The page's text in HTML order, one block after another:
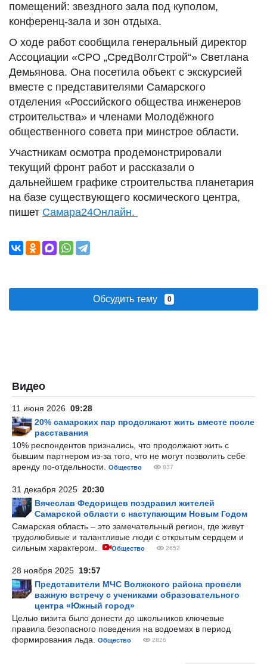
помещений: звездного зала под куполом,
конференц-зала и зон отдыха.
О ходе работ сообщила генеральный директор
Ассоциации «СРО „СредВолгСтрой“» Светлана
Демьянова. Она посетила объект с экскурсией
вместе с представителями Самарского
отделения «Российского общества инженеров
строительства» и членами Молодёжного
общественного совета при минстрое области.
Участникам осмотра продемонстрировали
текущий фронт работ и рассказали о
дальнейшем графике строительства планетария
на базе существующего космического центра,
пишет Самара24Онлайн.
Обсудить тему 0
Видео
11 июня 2026 09:28
20% самарских пар продолжают жить вместе после
расставания
10% респондентов признались, что продолжают жить с
бывшим партнером из-за того, что не могут позволить себе
аренду по-отдельности.
Общество 837
31 декабря 2025 20:30
Вячеслав Федорищев поздравил жителей
Самарской области с наступающим Новым Годом
Самарская область – это замечательный регион, где живут
трудолюбивые и талантливые люди с открытым сердцем и
сильным характером.
Общество 2652
28 ноября 2025 19:57
Представители МЧС Волжского района провели
важную встречу с учениками образовательного
центра «Южный город»
Целью визита было донести до школьников ключевые
правила безопасного поведения на водоемах в период
формирования льда.
Общество 2826